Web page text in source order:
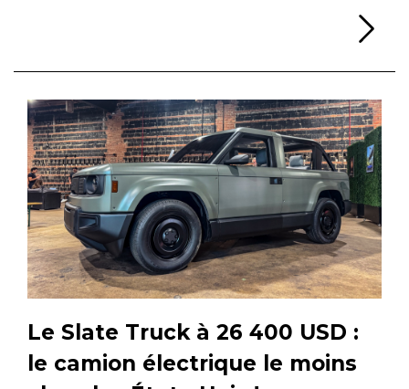
Le Slate Truck à 26 400 USD :
le camion électrique le moins